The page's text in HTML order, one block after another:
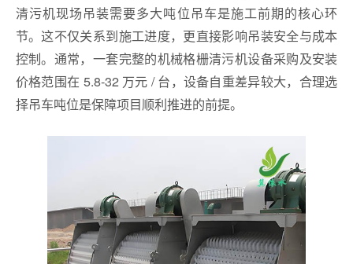
清污机现场吊装需要多大吨位吊车是施工前期的核心环
节。这不仅关系到施工进度，更直接影响吊装安全与成本
控制。通常，一套完整的机械格栅清污机设备采购及安装
价格范围在 5.8-32 万元 / 台，设备自重差异较大，合理选
择吊车吨位是保障项目顺利推进的前提。